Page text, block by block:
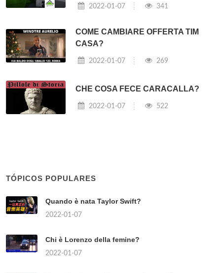
2022-01-07 341
COME CAMBIARE OFFERTA TIM
CASA?
2022-01-07 269
CHE COSA FECE CARACALLA?
2022-01-07 522
TÓPICOS POPULARES
Quando è nata Taylor Swift?
2022-01-07
Chi è Lorenzo della femine?
2022-01-07